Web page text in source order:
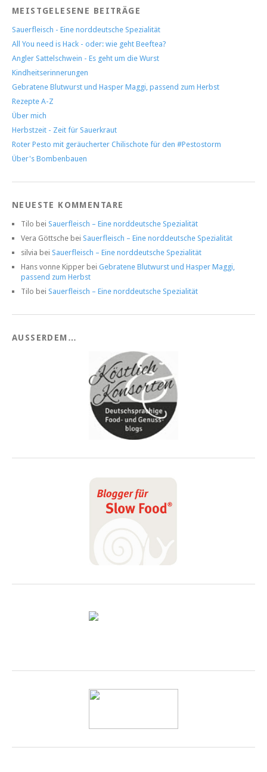
MEISTGELESENE BEITRÄGE
Sauerfleisch - Eine norddeutsche Spezialität
All You need is Hack - oder: wie geht Beeftea?
Angler Sattelschwein - Es geht um die Wurst
Kindheitserinnerungen
Gebratene Blutwurst und Hasper Maggi, passend zum Herbst
Rezepte A-Z
Über mich
Herbstzeit - Zeit für Sauerkraut
Roter Pesto mit geräucherter Chilischote für den #Pestostorm
Über's Bombenbauen
NEUESTE KOMMENTARE
Tilo bei Sauerfleisch – Eine norddeutsche Spezialität
Vera Göttsche bei Sauerfleisch – Eine norddeutsche Spezialität
silvia bei Sauerfleisch – Eine norddeutsche Spezialität
Hans vonne Kipper bei Gebratene Blutwurst und Hasper Maggi,
passend zum Herbst
Tilo bei Sauerfleisch – Eine norddeutsche Spezialität
AUSSERDEM…